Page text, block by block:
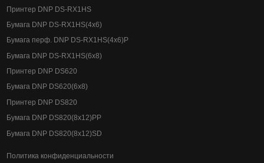
Принтер DNP DS-RX1HS
Бумага DNP DS-RX1HS(4x6)
Бумага перф. DNP DS-RX1HS(4x6)P
Бумага DNP DS-RX1HS(6x8)
Принтер DNP DS620
Бумага DNP DS620(6x8)
Принтер DNP DS820
Бумага DNP DS820(8x12)PP
Бумага DNP DS820(8x12)SD
Политика конфиденциальности